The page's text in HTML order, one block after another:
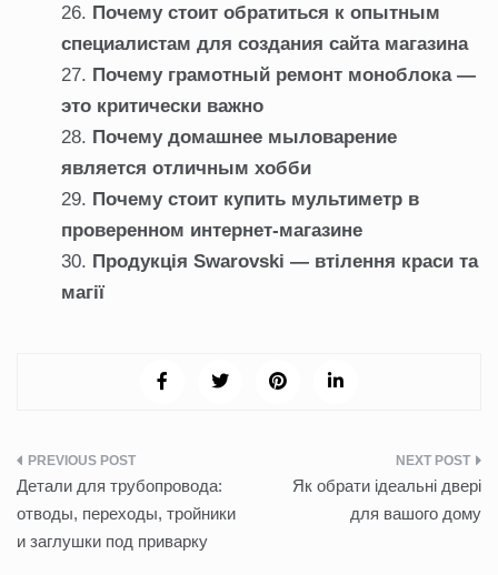
Почему стоит обратиться к опытным
специалистам для создания сайта магазина
Почему грамотный ремонт моноблока —
это критически важно
Почему домашнее мыловарение
является отличным хобби
Почему стоит купить мультиметр в
проверенном интернет-магазине
Продукція Swarovski — втілення краси та
магії
Навигация
по
записям
Детали для трубопровода:
отводы, переходы, тройники
и заглушки под приварку
Як обрати ідеальні двері
для вашого дому